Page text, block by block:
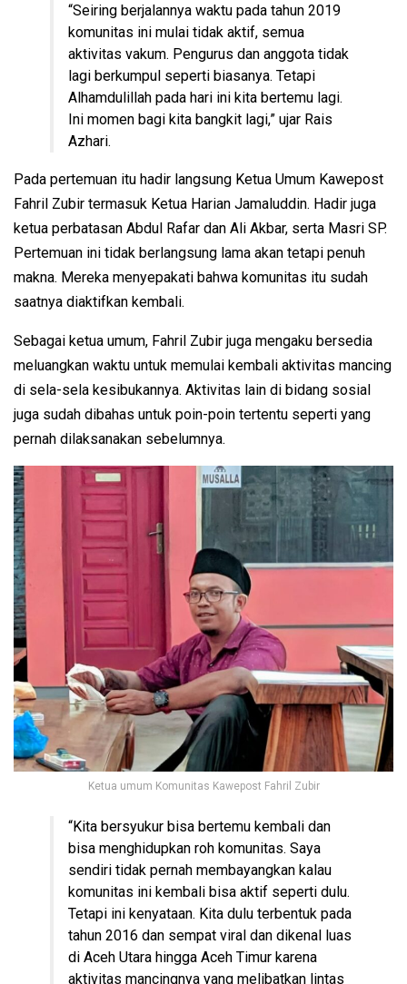
“Seiring berjalannya waktu pada tahun 2019
komunitas ini mulai tidak aktif, semua
aktivitas vakum. Pengurus dan anggota tidak
lagi berkumpul seperti biasanya. Tetapi
Alhamdulillah pada hari ini kita bertemu lagi.
Ini momen bagi kita bangkit lagi,” ujar Rais
Azhari.
Pada pertemuan itu hadir langsung Ketua Umum Kawepost
Fahril Zubir termasuk Ketua Harian Jamaluddin. Hadir juga
ketua perbatasan Abdul Rafar dan Ali Akbar, serta Masri SP.
Pertemuan ini tidak berlangsung lama akan tetapi penuh
makna. Mereka menyepakati bahwa komunitas itu sudah
saatnya diaktifkan kembali.
Sebagai ketua umum, Fahril Zubir juga mengaku bersedia
meluangkan waktu untuk memulai kembali aktivitas mancing
di sela-sela kesibukannya. Aktivitas lain di bidang sosial
juga sudah dibahas untuk poin-poin tertentu seperti yang
pernah dilaksanakan sebelumnya.
Ketua umum Komunitas Kawepost Fahril Zubir
“Kita bersyukur bisa bertemu kembali dan
bisa menghidupkan roh komunitas. Saya
sendiri tidak pernah membayangkan kalau
komunitas ini kembali bisa aktif seperti dulu.
Tetapi ini kenyataan. Kita dulu terbentuk pada
tahun 2016 dan sempat viral dan dikenal luas
di Aceh Utara hingga Aceh Timur karena
aktivitas mancingnya yang melibatkan lintas